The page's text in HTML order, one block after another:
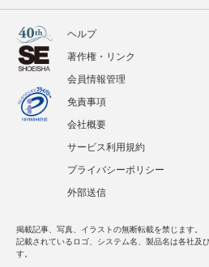
ヘルプ
著作権・リンク
会員情報管理
免責事項
会社概要
サービス利用規約
プライバシーポリシー
外部送信
掲載記事、写真、イラストの無断転載を禁じます。
記載されているロゴ、システム名、製品名は各社及
す。